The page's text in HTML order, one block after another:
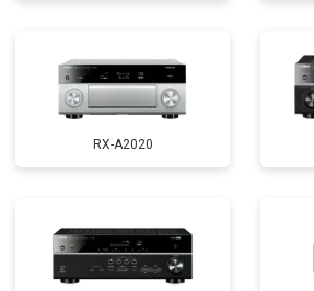
RX-A2020